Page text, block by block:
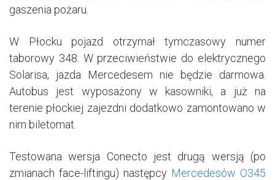
gaszenia pożaru.
W Płocku pojazd otrzymał tymczasowy numer
taborowy 348. W przeciwieństwie do elektrycznego
Solarisa, jazda Mercedesem nie będzie darmowa.
Autobus jest wyposażony w kasowniki, a już na
terenie płockiej zajezdni dodatkowo zamontowano w
nim biletomat.
Testowana wersja Conecto jest drugą wersją (po
zmianach face-liftingu) następcy Mercedesów O345